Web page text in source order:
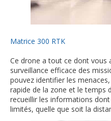
Matrice 300 RTK
Ce drone a tout ce dont vous
surveillance efficace des
pouvez identifier les
rapide de la zone et le temps
recueillir les informations
limités, quelle que soit la